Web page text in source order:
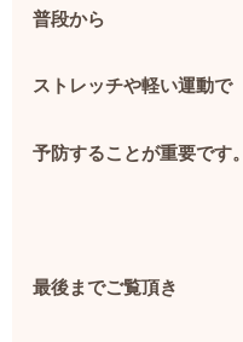
普段から
ストレッチや軽い運動で
予防することが重要です。
最後までご覧頂き